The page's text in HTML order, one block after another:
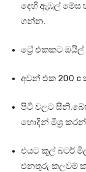
දෙහි ඇඹුල් මේස
ගන්න.
ට්‍රේ එකකට
අවන් එක 200
පිටි වලට
හොදින් මිශ්‍ර
එයට කූල් බටර්
එනතුරු කලවම්